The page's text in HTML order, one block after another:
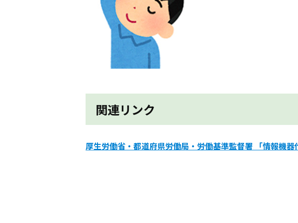
関連リンク
厚生労働省・都道府県労働局・労働基準監督署 「情報機